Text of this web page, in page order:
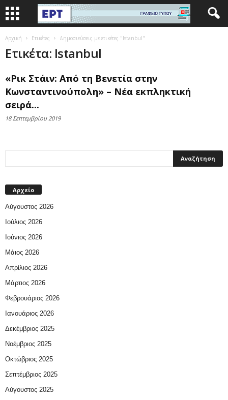
Αρχική Ετικέτες Δημοσιεύσεις με ετικέτες "Istanbul"
Ετικέτα: Istanbul
«Ρικ Στάιν: Από τη Βενετία στην
Κωνσταντινούπολη» – Νέα εκπληκτική
σειρά...
18 Σεπτεμβρίου 2019
Αρχείο
Αύγουστος 2026
Ιούλιος 2026
Ιούνιος 2026
Μάιος 2026
Απρίλιος 2026
Μάρτιος 2026
Φεβρουάριος 2026
Ιανουάριος 2026
Δεκέμβριος 2025
Νοέμβριος 2025
Οκτώβριος 2025
Σεπτέμβριος 2025
Αύγουστος 2025